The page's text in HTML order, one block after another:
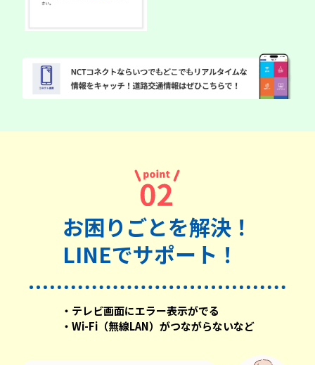
お困りごとを解決！
LINEでサポート！
・テレビ画面にエラー表示がでる
・Wi-Fi（無線LAN）がつながらないなど